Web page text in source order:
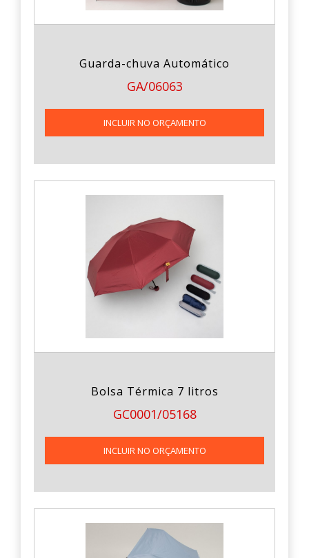
Guarda-chuva Automático
GA/06063
INCLUIR NO ORÇAMENTO
Bolsa Térmica 7 litros
GC0001/05168
INCLUIR NO ORÇAMENTO